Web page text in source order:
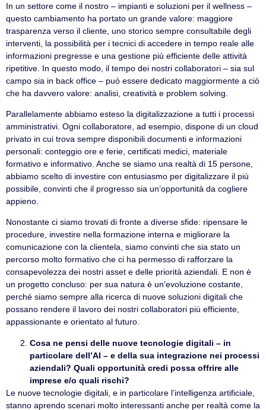
In un settore come il nostro – impianti e soluzioni per il wellness –
questo cambiamento ha portato un grande valore: maggiore
trasparenza verso il cliente, uno storico sempre consultabile degli
interventi, la possibilità per i tecnici di accedere in tempo reale alle
informazioni pregresse e una gestione più efficiente delle attività
ripetitive. In questo modo, il tempo dei nostri collaboratori – sia sul
campo sia in back office – può essere dedicato maggiormente a ciò
che ha davvero valore: analisi, creatività e problem solving.
Parallelamente abbiamo esteso la digitalizzazione a tutti i processi
amministrativi. Ogni collaboratore, ad esempio, dispone di un cloud
privato in cui trova sempre disponibili documenti e informazioni
personali: conteggio ore e ferie, certificati medici, materiale
formativo e informativo. Anche se siamo una realtà di 15 persone,
abbiamo scelto di investire con entusiasmo per digitalizzare il più
possibile, convinti che il progresso sia un’opportunità da cogliere
appieno.
Nonostante ci siamo trovati di fronte a diverse sfide: ripensare le
procedure, investire nella formazione interna e migliorare la
comunicazione con la clientela, siamo convinti che sia stato un
percorso molto formativo che ci ha permesso di rafforzare la
consapevolezza dei nostri asset e delle priorità aziendali. E non è
un progetto concluso: per sua natura è un’evoluzione costante,
perché siamo sempre alla ricerca di nuove soluzioni digitali che
possano rendere il lavoro dei nostri collaboratori più efficiente,
appassionante e orientato al futuro.
Cosa ne pensi delle nuove tecnologie digitali – in
particolare dell’AI – e della sua integrazione nei processi
aziendali? Quali opportunità credi possa offrire alle
imprese e/o quali rischi?
Le nuove tecnologie digitali, e in particolare l’intelligenza artificiale,
stanno aprendo scenari molto interessanti anche per realtà come la